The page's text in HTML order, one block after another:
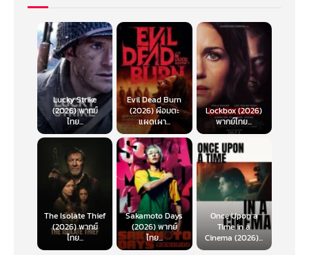
Lucky Strike
(2026) พากย์
ไทย...
Evil Dead Burn
(2026) ผีอมตะ
แผดเผา...
Lockbox (2026)
พากย์ไทย...
The Isolate Thief
(2026) พากย์
ไทย...
Sakamoto Days
(2026) พากย์
ไทย...
Once Upon a
Time in a
Cinema (2026)...